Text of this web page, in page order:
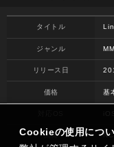
タイトル
ジャンル
リリース日
価格 基
開発 NC
Cookieの使用につ